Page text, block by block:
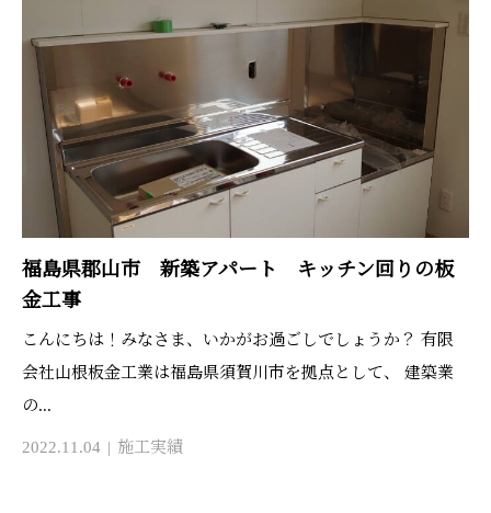
福島県郡山市 新築アパート キッチン回りの板
金工事
こんにちは！みなさま、いかがお過ごしでしょうか？ 有限
会社山根板金工業は福島県須賀川市を拠点として、 建築業
の...
2022.11.04 施工実績